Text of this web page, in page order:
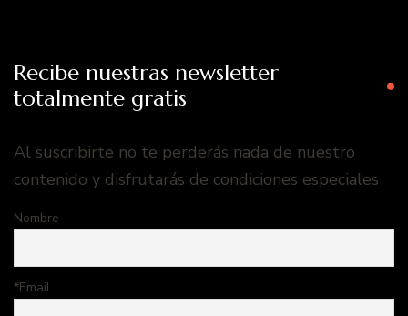
Recibe nuestras newsletter
totalmente gratis
Al suscribirte no te perderás nada de nuestro
contenido y disfrutarás de condiciones especiales
Nombre
*Email